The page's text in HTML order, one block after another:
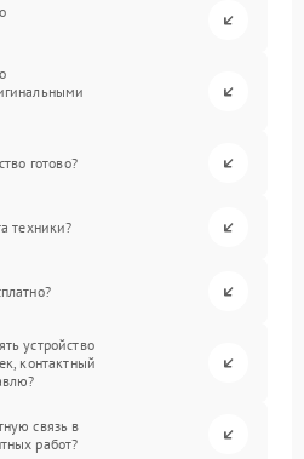
готово?
техники?
устройство
контактный
связь в
работ?